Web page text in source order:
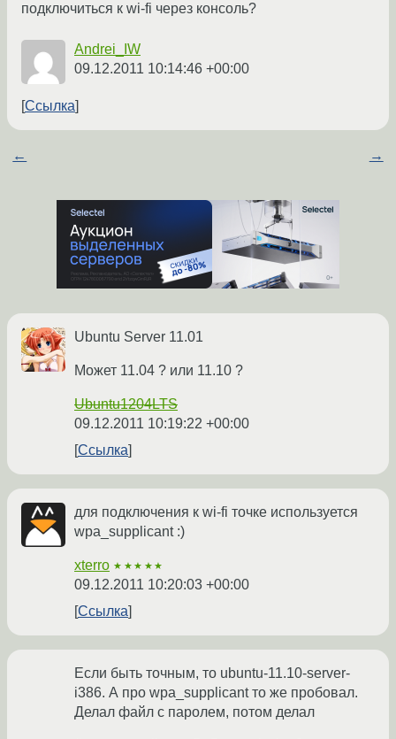
подключиться к wi-fi через консоль?
Andrei_IW
09.12.2011 10:14:46 +00:00
Ссылка
← →
Ubuntu Server 11.01
Может 11.04 ? или 11.10 ?
Ubuntu1204LTS
09.12.2011 10:19:22 +00:00
Ссылка
для подключения к wi-fi точке используется
wpa_supplicant :)
xterro ★★★★★
09.12.2011 10:20:03 +00:00
Ссылка
Если быть точным, то ubuntu-11.10-server-
i386. А про wpa_supplicant то же пробовал.
Делал файл с паролем, потом делал